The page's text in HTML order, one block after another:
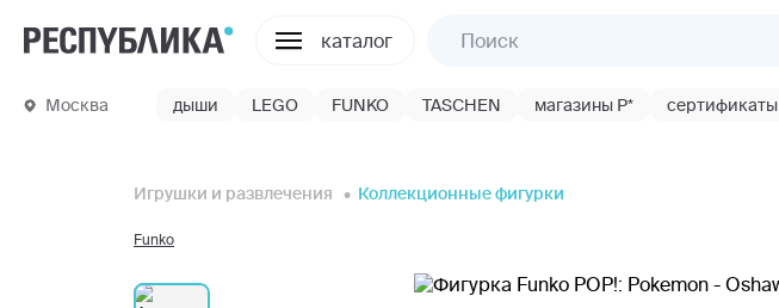
каталог
Москва дыши LEGO FUNKO TASCHEN магазины Р* сертификаты
Игрушки и развлечения Коллекционные фигурки
Funko